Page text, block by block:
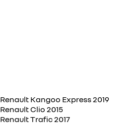
Renault Kangoo Express 2019
Renault Clio 2015
Renault Trafic 2017